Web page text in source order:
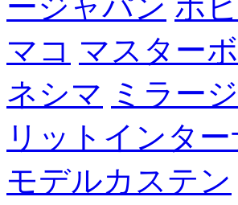
マコ マスター
ネシマ ミラー
リットインタ
モデルカステン